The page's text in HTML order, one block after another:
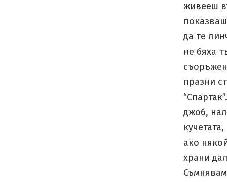
живееш
да те
не бяха
празни
джоб,
ако
храни